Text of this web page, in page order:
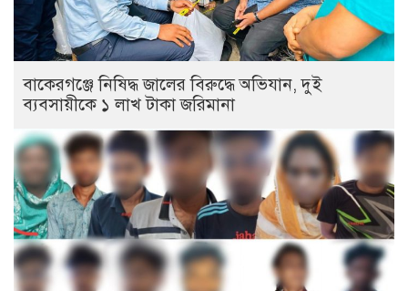
বাকেরগঞ্জে নিষিদ্ধ জালের বিরুদ্ধে অভিযান, দুই
ব্যবসায়ীকে ১ লাখ টাকা জরিমানা